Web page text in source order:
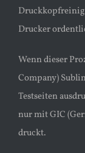
Drucker
Wenn dieser
Company)
Testseiten
nur mit GIC
druckt.